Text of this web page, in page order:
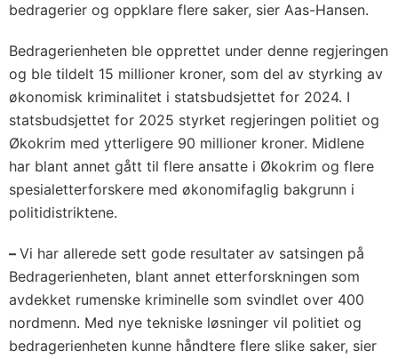
bedragerier og oppklare flere saker, sier Aas-Hansen.
Bedragerienheten ble opprettet under denne regjeringen
og ble tildelt 15 millioner kroner, som del av styrking av
økonomisk kriminalitet i statsbudsjettet for 2024. I
statsbudsjettet for 2025 styrket regjeringen politiet og
Økokrim med ytterligere 90 millioner kroner. Midlene
har blant annet gått til flere ansatte i Økokrim og flere
spesialetterforskere med økonomifaglig bakgrunn i
politidistriktene.
– Vi har allerede sett gode resultater av satsingen på
Bedragerienheten, blant annet etterforskningen som
avdekket rumenske kriminelle som svindlet over 400
nordmenn. Med nye tekniske løsninger vil politiet og
bedragerienheten kunne håndtere flere slike saker, sier